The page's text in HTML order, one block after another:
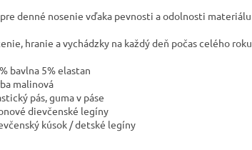
denné nosenie vďaka pevnosti a odolnosti materiálu
hranie a vychádzky na každý deň počas celého roku
bavlna 5% elastan
malinová
pás, guma v páse
dievčenské legíny
kúsok / detské legíny